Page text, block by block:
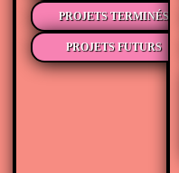
PROJETS TERMINÉS
PROJETS FUTURS